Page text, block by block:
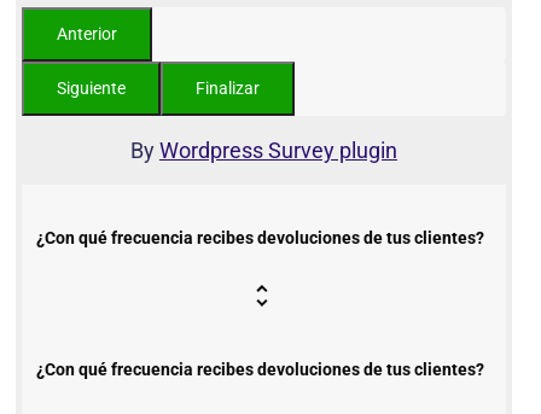
ByWordpress Survey plugin
¿Con qué frecuencia recibes devoluciones de tus clientes?
¿Con qué frecuencia recibes devoluciones de tus clientes?